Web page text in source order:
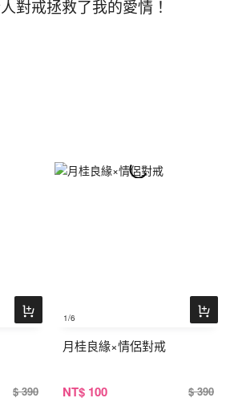
對戒拯救了我的愛情！
$ 390
1/6
月桂良緣×情侶對戒
NT$ 100 $ 390